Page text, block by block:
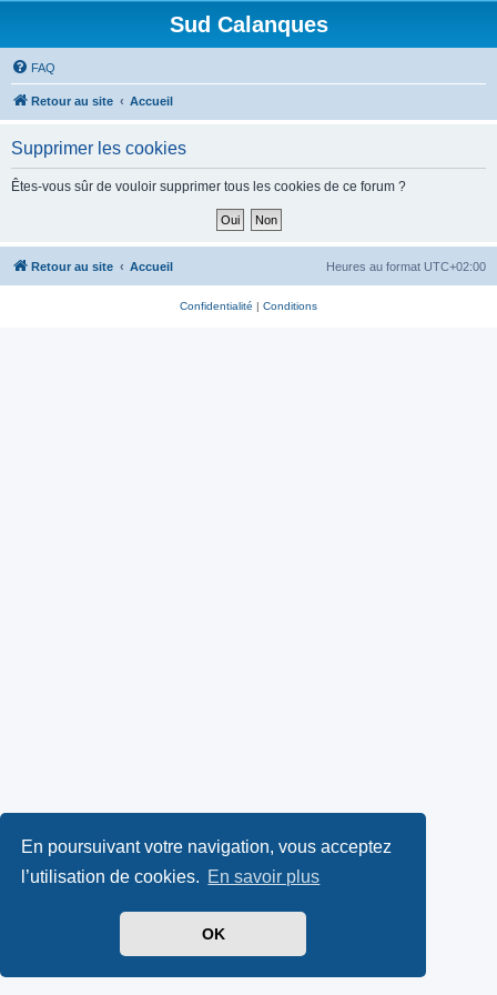
En poursuivant votre navigation, vous acceptez
l’utilisation de cookies. En savoir plus
OK
Sud Calanques
FAQ
Retour au site Accueil
Supprimer les cookies
Êtes-vous sûr de vouloir supprimer tous les cookies de ce forum ?
Retour au site Accueil Heures au format UTC+02:00
Confidentialité | Conditions